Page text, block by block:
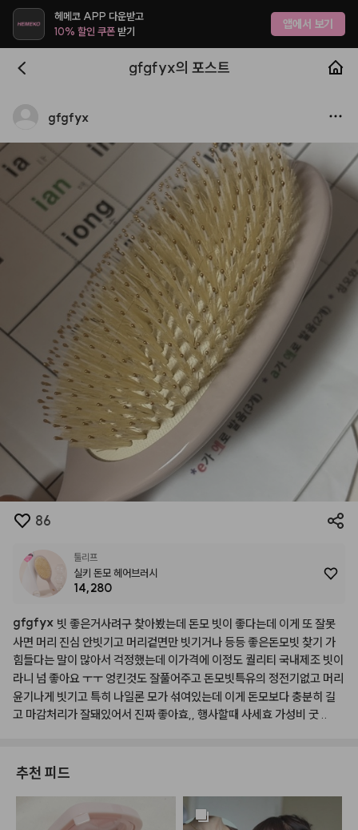
헤메코 APP 다운받고
10% 할인 쿠폰받기 앱에서 보기
gfgfyx의 포스트
gfgfyx
86
툴리프
실키 돈모 헤어브러시
14,280
gfgfyx 빗 좋은거사려구찾아봤는데 돈모 빗이 좋다는데 이게 또잘못
사면 머리 진심 안빗기고 머리겉면만 빗기거나 등등좋은돈모빗 찾기 가
힘들다는 말이 많아서 걱정했는데 이가격에 이정도 퀄리티 국내제조 빗이
라니 넘 좋아요ㅜㅜ 엉킨것도잘풀어주고돈모빗특유의 정전기없고 머리
윤기나게 빗기고 특히 나일론모가 섞여있는데 이게 돈모보다충분히 길
고 마감처리가잘돼있어서 진짜좋아효,, 행사할때 사세효 가성비 굿 ..
추천 피드